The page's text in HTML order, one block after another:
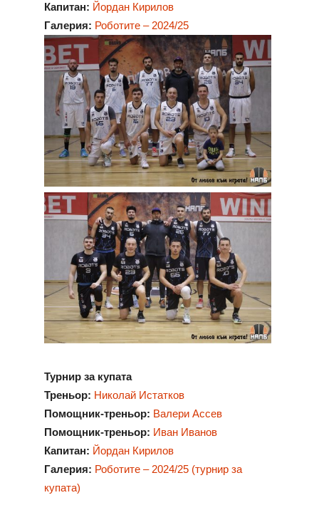
Капитан: Йордан Кирилов
Галерия: Роботите – 2024/25
Турнир за купата
Треньор: Николай Истатков
Помощник-треньор: Валери Ассев
Помощник-треньор: Иван Иванов
Капитан: Йордан Кирилов
Галерия: Роботите – 2024/25 (турнир за
купата)